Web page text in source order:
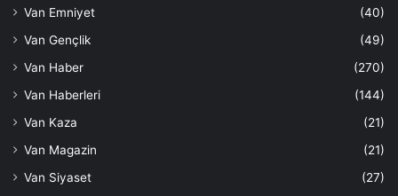
Van Emniyet
(40)
Van Gençlik
(49)
Van Haber
(270)
Van Haberleri
(144)
Van Kaza
(21)
Van Magazin
(21)
Van Siyaset
(27)